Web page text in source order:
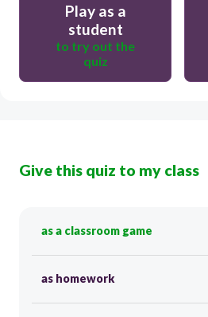
Play as a
student
to try out the
quiz
Give this quiz to my class
as a classroom game
as homework